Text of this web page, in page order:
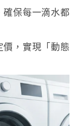
確保每一滴水都
價，實現「動態